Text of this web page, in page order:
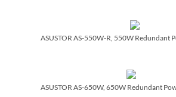
ASUSTOR AS-550W-R, 550W Redundant
ASUSTOR AS-650W, 650W Redundant